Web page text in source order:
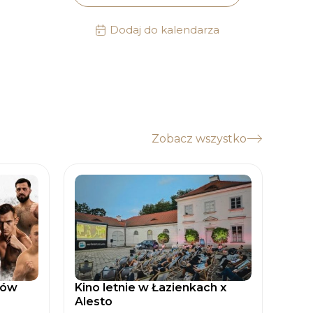
Dodaj do kalendarza
Zobacz wszystko
Kino letnie w Łazienkach x
Alesto